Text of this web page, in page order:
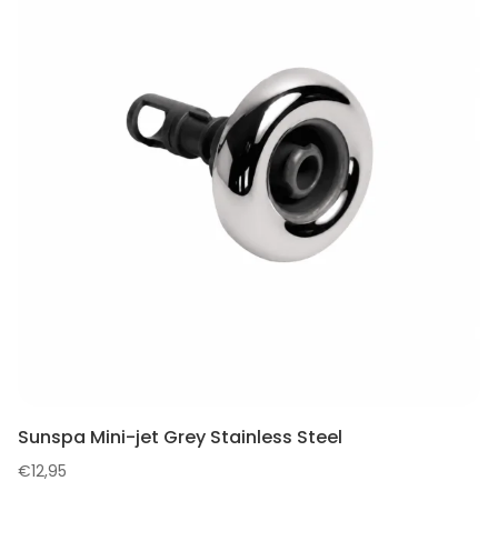
Sunspa Mini-jet Grey Stainless Steel
€12,95